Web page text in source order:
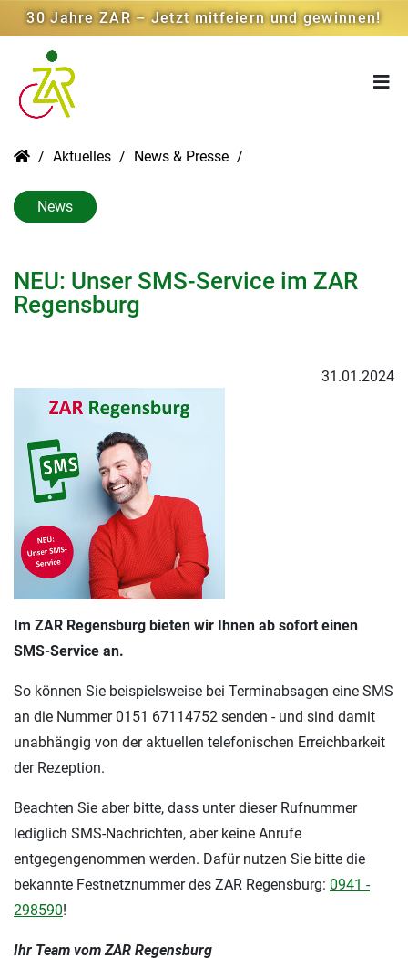
30 Jahre ZAR – Jetzt mitfeiern und gewinnen!
Aktuelles News & Presse
News
NEU: Unser SMS-Service im ZAR
Regensburg
31.01.2024
Im ZAR Regensburg bieten wir Ihnen ab sofort einen
SMS-Service an.
So können Sie beispielsweise bei Terminabsagen eine SMS
an die Nummer 0151 67114752 senden - und sind damit
unabhängig von der aktuellen telefonischen Erreichbarkeit
der Rezeption.
Beachten Sie aber bitte, dass unter dieser Rufnummer
lediglich SMS-Nachrichten, aber keine Anrufe
entgegengenommen werden. Dafür nutzen Sie bitte die
bekannte Festnetznummer des ZAR Regensburg: 0941 -
298590!
Ihr Team vom ZAR Regensburg